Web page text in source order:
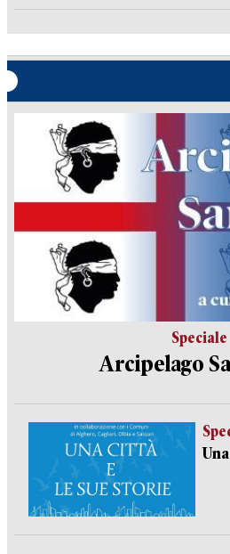
Speciale
Arcipelago